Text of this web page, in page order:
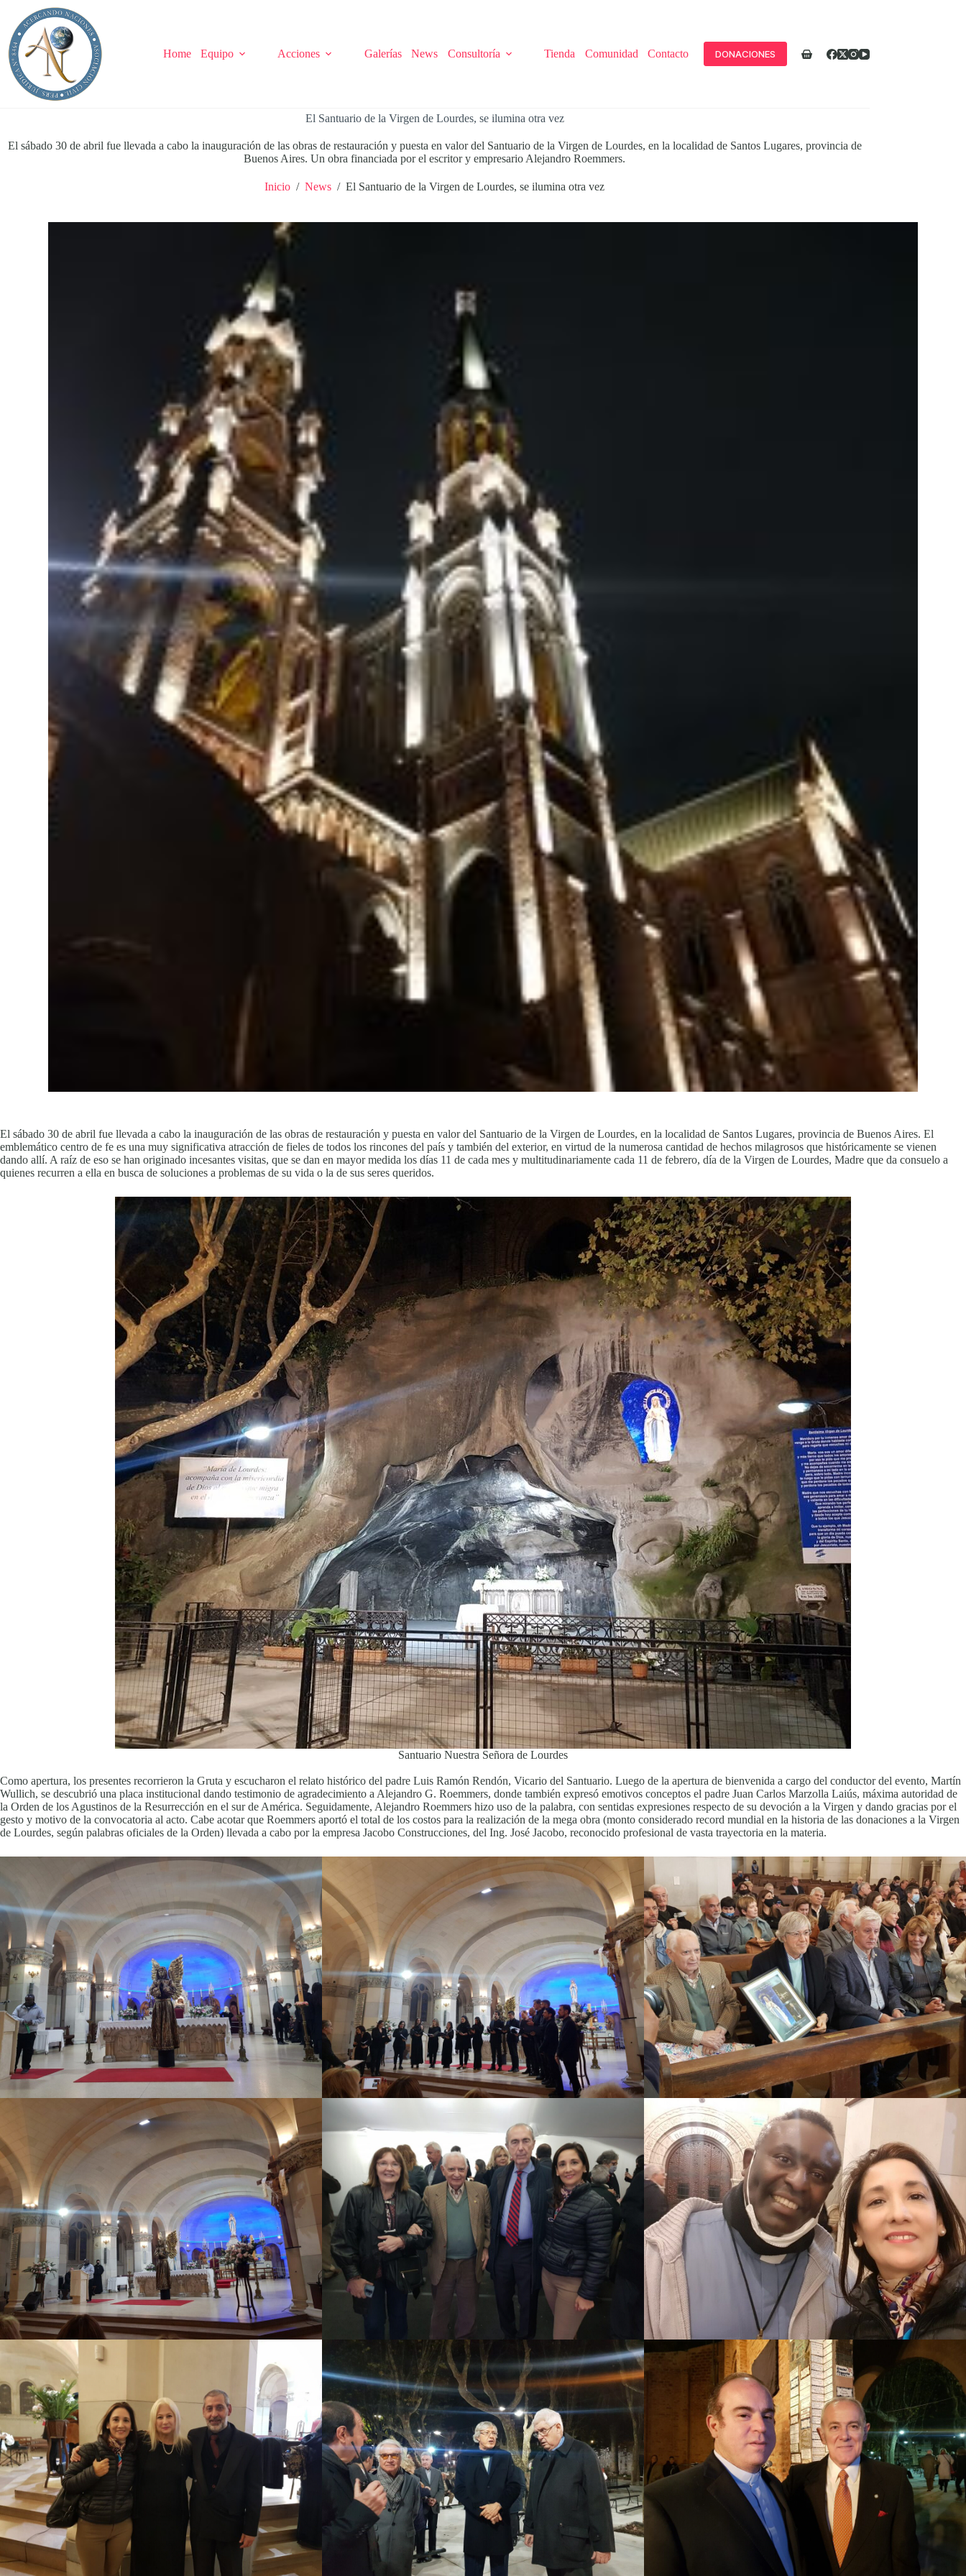
contenido
Home
Equipo Acciones Galerías News Consultoría Tienda Comunidad Contacto DONACIONES
Carro
El Santuario de la Virgen de Lourdes, se ilumina otra vez
El sábado 30 de abril fue llevada a cabo la inauguración de las obras de restauración y puesta en valor del Santuario de la Virgen de Lourdes, en la localidad de Santos Lugares, provincia de
Buenos Aires. Un obra financiada por el escritor y empresario Alejandro Roemmers.
Inicio / News / El Santuario de la Virgen de Lourdes, se ilumina otra vez
El sábado 30 de abril fue llevada a cabo la inauguración de las obras de restauración y puesta en valor del Santuario de la Virgen de Lourdes, en la localidad de Santos Lugares, provincia de Buenos Aires. El
emblemático centro de fe es una muy significativa atracción de fieles de todos los rincones del país y también del exterior, en virtud de la numerosa cantidad de hechos milagrosos que históricamente se vienen
dando allí. A raíz de eso se han originado incesantes visitas, que se dan en mayor medida los días 11 de cada mes y multitudinariamente cada 11 de febrero, día de la Virgen de Lourdes, Madre que da consuelo a
quienes recurren a ella en busca de soluciones a problemas de su vida o la de sus seres queridos.
Santuario Nuestra Señora de Lourdes
Como apertura, los presentes recorrieron la Gruta y escucharon el relato histórico del padre Luis Ramón Rendón, Vicario del Santuario. Luego de la apertura de bienvenida a cargo del conductor del evento, Martín
Wullich, se descubrió una placa institucional dando testimonio de agradecimiento a Alejandro G. Roemmers, donde también expresó emotivos conceptos el padre Juan Carlos Marzolla Laiús, máxima autoridad de
la Orden de los Agustinos de la Resurrección en el sur de América. Seguidamente, Alejandro Roemmers hizo uso de la palabra, con sentidas expresiones respecto de su devoción a la Virgen y dando gracias por el
gesto y motivo de la convocatoria al acto. Cabe acotar que Roemmers aportó el total de los costos para la realización de la mega obra (monto considerado record mundial en la historia de las donaciones a la Virgen
de Lourdes, según palabras oficiales de la Orden) llevada a cabo por la empresa Jacobo Construcciones, del Ing. José Jacobo, reconocido profesional de vasta trayectoria en la materia.